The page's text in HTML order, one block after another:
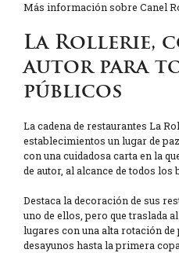
Más información sobre Canel
La Rollerie,
autor para
públicos
La cadena de restaurantes La
establecimientos un lugar de
con una cuidadosa carta en la
de autor, al alcance de todos los
Destaca la decoración de sus
uno de ellos, pero que traslada
lugares con una alta rotación de
desayunos hasta la primera